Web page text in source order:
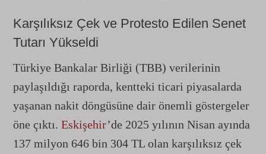
Karşılıksız Çek ve Protesto Edilen Senet
Tutarı Yükseldi
Türkiye Bankalar Birliği (TBB) verilerinin
paylaşıldığı raporda, kentteki ticari piyasalarda
yaşanan nakit döngüsüne dair önemli göstergeler
öne çıktı. Eskişehir’de 2025 yılının Nisan ayında
137 milyon 646 bin 304 TL olan karşılıksız çek